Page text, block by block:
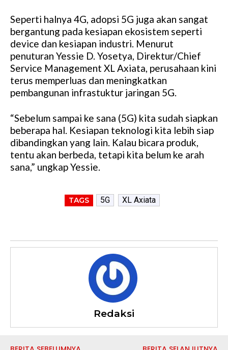
Seperti halnya 4G, adopsi 5G juga akan sangat
bergantung pada kesiapan ekosistem seperti
device dan kesiapan industri. Menurut
penuturan Yessie D. Yosetya, Direktur/Chief
Service Management XL Axiata, perusahaan kini
terus memperluas dan meningkatkan
pembangunan infrastuktur jaringan 5G.
“Sebelum sampai ke sana (5G) kita sudah siapkan
beberapa hal. Kesiapan teknologi kita lebih siap
dibandingkan yang lain. Kalau bicara produk,
tentu akan berbeda, tetapi kita belum ke arah
sana,” ungkap Yessie.
TAGS 5G XL Axiata
Redaksi